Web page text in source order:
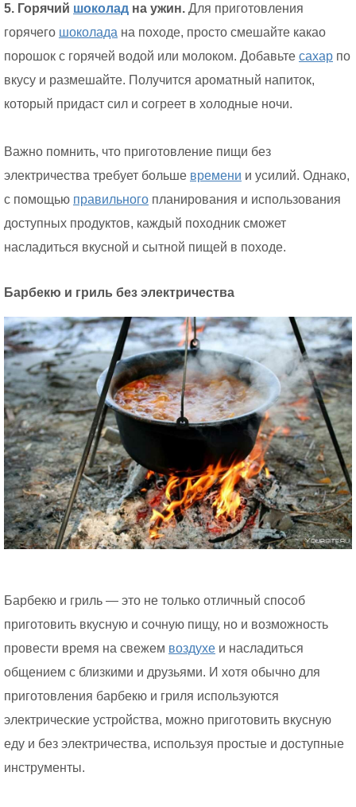
5. Горячий шоколад на ужин. Для приготовления
горячего шоколада на походе, просто смешайте какао
порошок с горячей водой или молоком. Добавьте сахар по
вкусу и размешайте. Получится ароматный напиток,
который придаст сил и согреет в холодные ночи.
Важно помнить, что приготовление пищи без
электричества требует больше времени и усилий. Однако,
с помощью правильного планирования и использования
доступных продуктов, каждый походник сможет
насладиться вкусной и сытной пищей в походе.
Барбекю и гриль без электричества
Барбекю и гриль — это не только отличный способ
приготовить вкусную и сочную пищу, но и возможность
провести время на свежем воздухе и насладиться
общением с близкими и друзьями. И хотя обычно для
приготовления барбекю и гриля используются
электрические устройства, можно приготовить вкусную
еду и без электричества, используя простые и доступные
инструменты.